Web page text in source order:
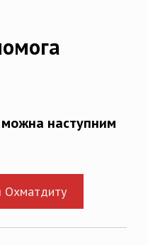
наступним
Охматдиту